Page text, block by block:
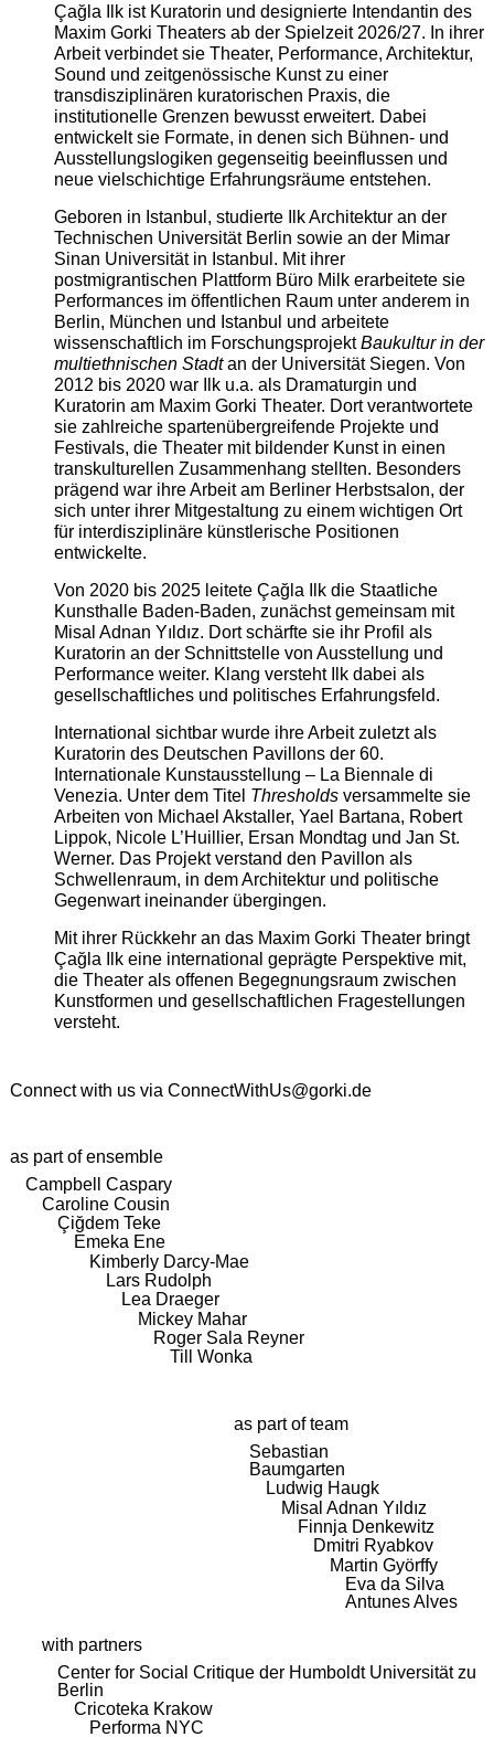
Çağla Ilk ist Kuratorin und designierte Intendantin des
Maxim Gorki Theaters ab der Spielzeit 2026/27. In ihrer
Arbeit verbindet sie Theater, Performance, Architektur,
Sound und zeitgenössische Kunst zu einer
transdisziplinären kuratorischen Praxis, die
institutionelle Grenzen bewusst erweitert. Dabei
entwickelt sie Formate, in denen sich Bühnen- und
Ausstellungslogiken gegenseitig beeinflussen und
neue vielschichtige Erfahrungsräume entstehen.
Geboren in Istanbul, studierte Ilk Architektur an der
Technischen Universität Berlin sowie an der Mimar
Sinan Universität in Istanbul. Mit ihrer
postmigrantischen Plattform Büro Milk erarbeitete sie
Performances im öffentlichen Raum unter anderem in
Berlin, München und Istanbul und arbeitete
wissenschaftlich im ForschungsprojektBaukultur in der
multiethnischen Stadtan der Universität Siegen. Von
2012 bis 2020 war Ilk u.a. als Dramaturgin und
Kuratorin am Maxim Gorki Theater. Dort verantwortete
sie zahlreiche spartenübergreifende Projekte und
Festivals, die Theater mit bildender Kunst in einen
transkulturellen Zusammenhang stellten. Besonders
prägend war ihre Arbeit am Berliner Herbstsalon, der
sich unter ihrer Mitgestaltung zu einem wichtigen Ort
für interdisziplinäre künstlerische Positionen
entwickelte.
Von 2020 bis 2025 leitete Çağla Ilk die Staatliche
Kunsthalle Baden-Baden, zunächst gemeinsam mit
Misal Adnan Yıldız. Dort schärfte sie ihr Profil als
Kuratorin an der Schnittstelle von Ausstellung und
Performance weiter. Klang versteht Ilk dabei als
gesellschaftliches und politisches Erfahrungsfeld.
International sichtbar wurde ihre Arbeit zuletzt als
Kuratorin des Deutschen Pavillons der 60.
Internationale Kunstausstellung – La Biennale di
Venezia. Unter dem Titel Thresholdsversammelte sie
Arbeiten von Michael Akstaller, Yael Bartana, Robert
Lippok, Nicole L’Huillier, Ersan Mondtag und Jan St.
Werner. Das Projekt verstand den Pavillon als
Schwellenraum, in dem Architektur und politische
Gegenwart ineinander übergingen.
Mit ihrer Rückkehr an das Maxim Gorki Theater bringt
Çağla Ilk eine international geprägte Perspektive mit,
die Theater als offenen Begegnungsraum zwischen
Kunstformen und gesellschaftlichen Fragestellungen
versteht.
Connect with us via ConnectWithUs@gorki.de
as part of ensemble
Campbell Caspary
Caroline Cousin
Çiğdem Teke
Emeka Ene
Kimberly Darcy-Mae
Lars Rudolph
Lea Draeger
Mickey Mahar
Roger Sala Reyner
Till Wonka
as part of team
Sebastian
Baumgarten
Ludwig Haugk
Misal Adnan Yıldız
Finnja Denkewitz
Dmitri Ryabkov
Martin Györffy
Eva da Silva
Antunes Alves
with partners
Center for Social Critique der Humboldt Universität zu
Berlin
Cricoteka Krakow
Performa NYC